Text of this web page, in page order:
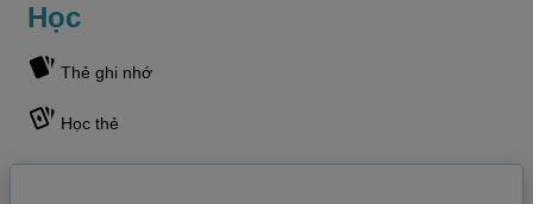
Học
Thẻ ghi nhớ
Học thẻ